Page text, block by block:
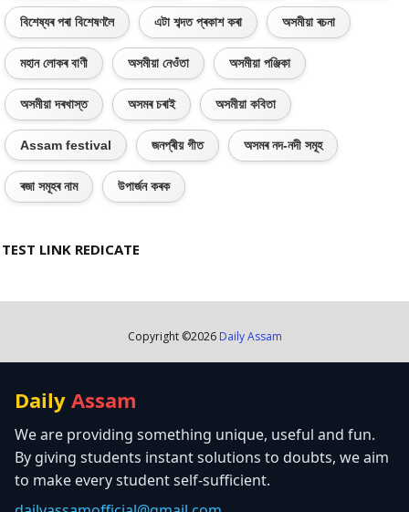
বিশেষ্যৰ পৰা বিশেষণলৈ এটা শব্দত প্ৰকাশ কৰা অসমীয়া ৰচনা
মহান লোকৰ বাণী অসমীয়া নেওঁতা অসমীয়া পঞ্জিকা
অসমীয়া দৰখাস্ত অসমৰ চৰাই অসমীয়া কবিতা
Assam festival জনপ্ৰীয় গীত অসমৰ নদ-নদী সমূহ
ৰজা সমূহৰ নাম উপাৰ্জন কৰক
TEST LINK REDICATE
Copyright ©2026 Daily Assam
Daily Assam
We are providing something unique, useful and fun.
By giving students instant solutions to doubts, we aim
to make every student self-sufficient.